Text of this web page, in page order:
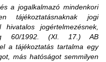
a jogalkalmazó mindenkori
tájékoztatásnaknak jogi
jogértelmezésnek,
60/1992. (XI. 17.) AB
a tájékoztatás tartalma egy
más hatóságot semmilyen